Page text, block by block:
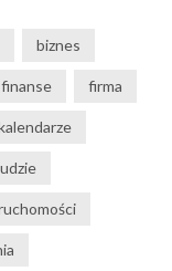
biznes
finanse firma